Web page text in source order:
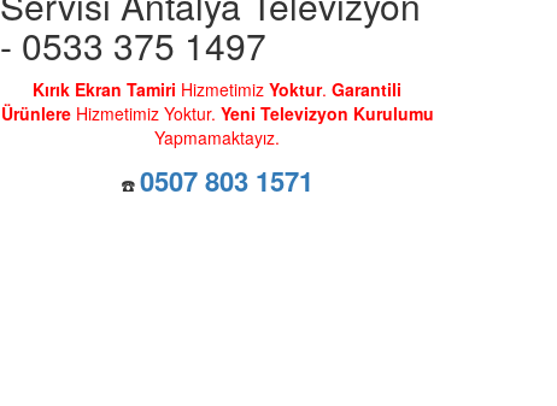
- 0533 375 1497
Kırık Ekran Tamiri Hizmetimiz Yoktur. Garantili
Ürünlere Hizmetimiz Yoktur. Yeni Televizyon Kurulumu
Yapmamaktayız.
☎️ 0507 803 1571